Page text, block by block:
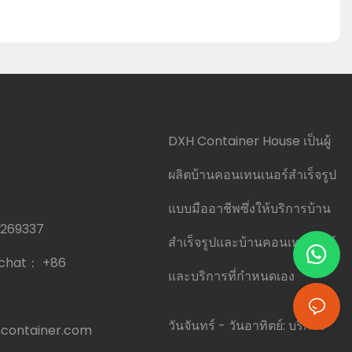
： +86
DXH Container House เป็นผู้
ผลิตบ้านคอนเทนเนอร์สำเร็จรูป
แบบมืออาชีพซึ่งให้บริการบ้าน
สำเร็จรูปและบ้านคอนเทนเนอร์
และบริการที่กำหนดเอง
วันจันทร์ - วันอาทิตย์: บริการ